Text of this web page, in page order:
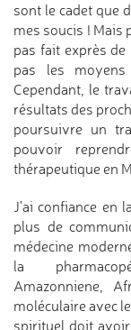
sont le cadet que
mes soucis ! Mais
pas fait exprès
pas les
Cependant, le
résultats des
poursuivre un
pouvoir
thérapeutique en
J'ai confiance en
plus de
médecine
la
Amazonniene,
moléculaire avec
spirituel doit